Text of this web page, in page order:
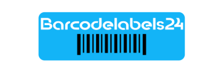
Zum Hauptinhalt springen